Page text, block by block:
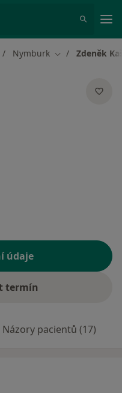
Nymburk Změna města
Zdeněk
údaje
termín
Názory pacientů (17)